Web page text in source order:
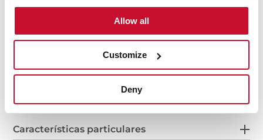
Allow all
Customize
Deny
Fonte de energia
Características particulares